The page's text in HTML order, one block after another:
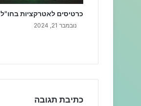
כרטיסים לאטרקציות בחו"ל
נובמבר 21, 2024
כתיבת תגובה